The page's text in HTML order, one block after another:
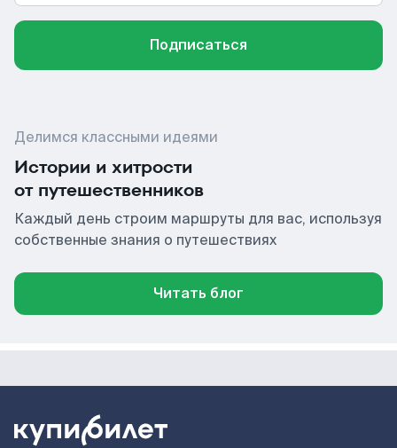
Подписаться
Делимся классными идеями
Истории и хитрости
от путешественников
Каждый день строим маршруты для вас, используя
собственные знания о путешествиях
Читать блог